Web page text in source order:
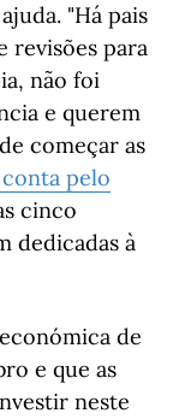
"Há pais
revisões para
não foi
e querem
começar as
pelo
cinco
dedicadas à
de
e que as
neste